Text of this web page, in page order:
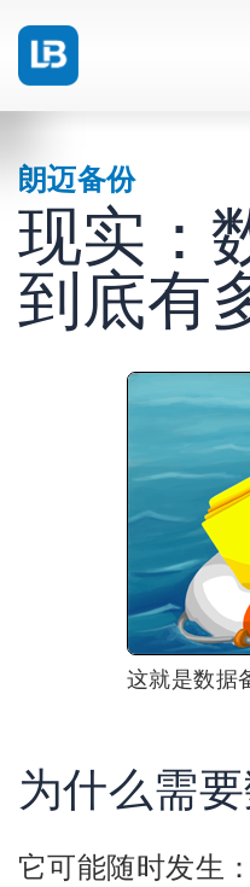
朗迈备份
现实：
到底有
这就是数据
为什么需
它可能随时发生